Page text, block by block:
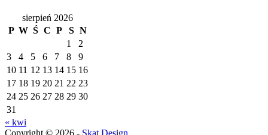
sierpień 2026
P W Ś C P S N
1
2
3
4 5 6 7 8
9
10 11 12 13 14 15 16
17 18 19 20 21 22 23
24 25 26 27 28 29 30
31
« kwi